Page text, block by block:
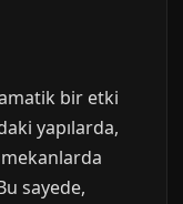
bir etki
yapılarda,
sayede,